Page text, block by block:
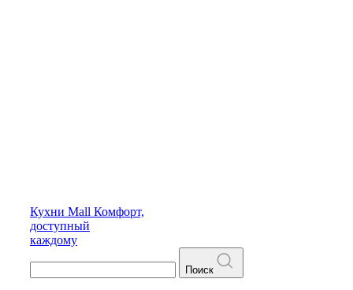
Кухни Mall Комфорт,
доступный
каждому
Поиск